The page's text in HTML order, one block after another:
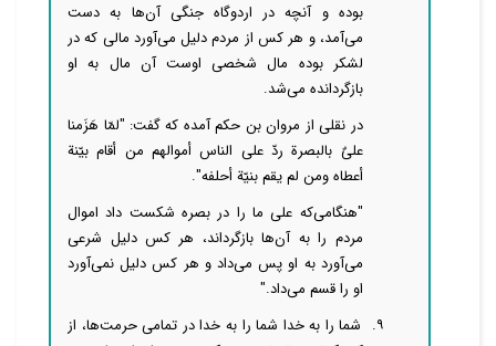
بوده و آنچه در اردوگاه جنگی آن‌ها به دست
می‌آمد، و هر کس از مردم دلیل می‌آورد مالی که در
لشکر بوده مال شخصی اوست آن مال به او
بازگردانده می‌شد.
در نقلی از مروان بن حکم آمده که گفت: "لمّا هَزَمنا
علیٌ بالبصرة ردّ علی الناس أموالهم من أقام بیّنة
أعطاه ومن لم یقم بنیّة أحلفه".
"هنگامی‌که علی ما را در بصره شکست داد اموال
مردم را به آن‌ها بازگرداند، هر کس دلیل شرعی
می‌آورد به او پس می‌داد و هر کس دلیل نمی‌آورد
او را قسم می‌داد."
۹. ‌‌‌ ‌شما را به خدا ‌‌‌‌شما را به خدا در تمامی حرمت‌ها، از